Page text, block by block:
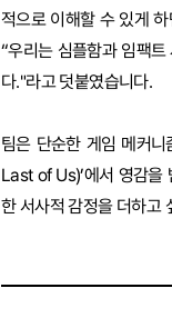
적으로 이해할 수 있게
“우리는 심플함과 임팩
다."라고 덧붙였습니다.
팀은 단순한 게임 메커
Last of Us)’에서 영감을
한 서사적 감정을 더하고